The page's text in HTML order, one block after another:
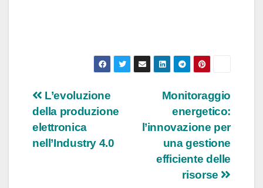
Navigazione
articoli
Monitoraggio
energetico:
l’innovazione per
una gestione
efficiente delle
risorse
L’evoluzione
della produzione
elettronica
nell’Industry 4.0